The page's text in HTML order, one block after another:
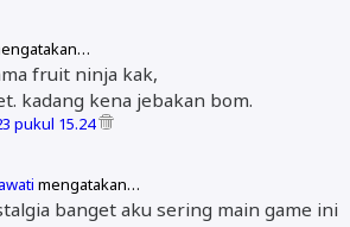
fruit ninja kak,
kadang kena jebakan bom.
pukul 15.24
mengatakan…
banget aku sering main game ini